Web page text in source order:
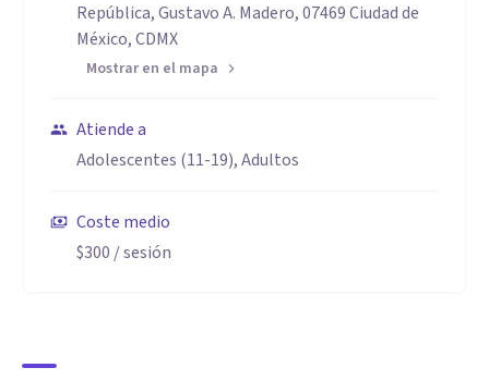
República, Gustavo A. Madero, 07469 Ciudad de
México, CDMX
Mostrar en el mapa
Atiende a
Adolescentes (11-19), Adultos
Coste medio
$300 / sesión